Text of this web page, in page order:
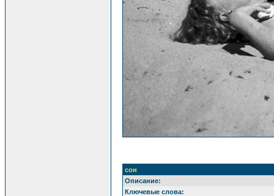
сон
Описание:
Ключевые слова: